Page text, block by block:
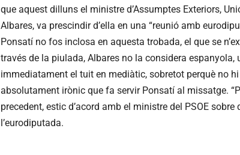
que aquest dilluns el ministre d’Assumptes Exteriors,
Albares, va prescindir d’ella en una “reunió amb
Ponsatí no fos inclosa en aquesta trobada, el que se
través de la piulada, Albares no la considera espanyola,
immediatament el tuit en mediàtic, sobretot perquè no
absolutament irònic que fa servir Ponsatí al missatge.
precedent, estic d’acord amb el ministre del PSOE sobre
l’eurodiputada.